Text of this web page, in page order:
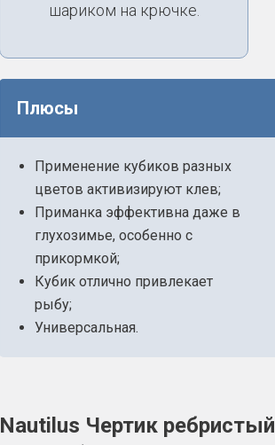
шариком на крючке.
Плюсы
Применение кубиков разных
цветов активизируют клев;
Приманка эффективна даже в
глухозимье, особенно с
прикормкой;
Кубик отлично привлекает
рыбу;
Универсальная.
Nautilus Чертик ребристый